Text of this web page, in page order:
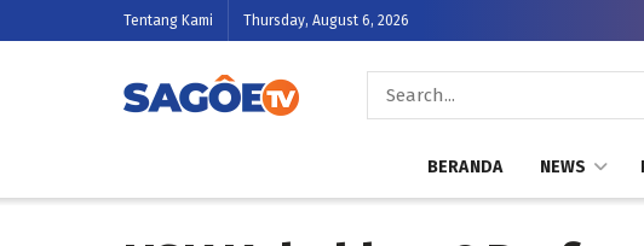
Tentang Kami Thursday, August 6, 2026
BERANDA NEWS